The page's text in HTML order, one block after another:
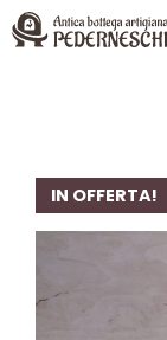
Vai
al
IN OFFERTA!